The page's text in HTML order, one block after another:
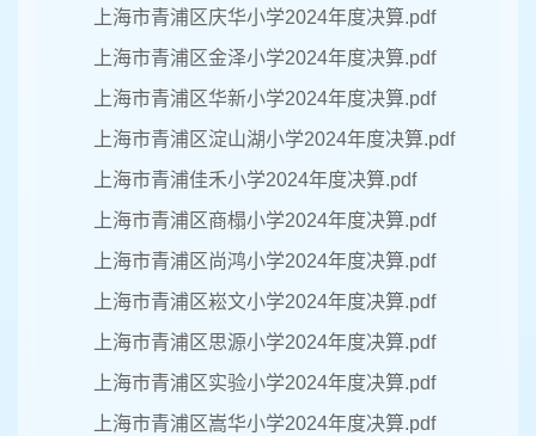
上海市青浦区庆华小学2024年度决算.pdf
上海市青浦区金泽小学2024年度决算.pdf
上海市青浦区华新小学2024年度决算.pdf
上海市青浦区淀山湖小学2024年度决算.pdf
上海市青浦佳禾小学2024年度决算.pdf
上海市青浦区商榻小学2024年度决算.pdf
上海市青浦区尚鸿小学2024年度决算.pdf
上海市青浦区崧文小学2024年度决算.pdf
上海市青浦区思源小学2024年度决算.pdf
上海市青浦区实验小学2024年度决算.pdf
上海市青浦区嵩华小学2024年度决算.pdf